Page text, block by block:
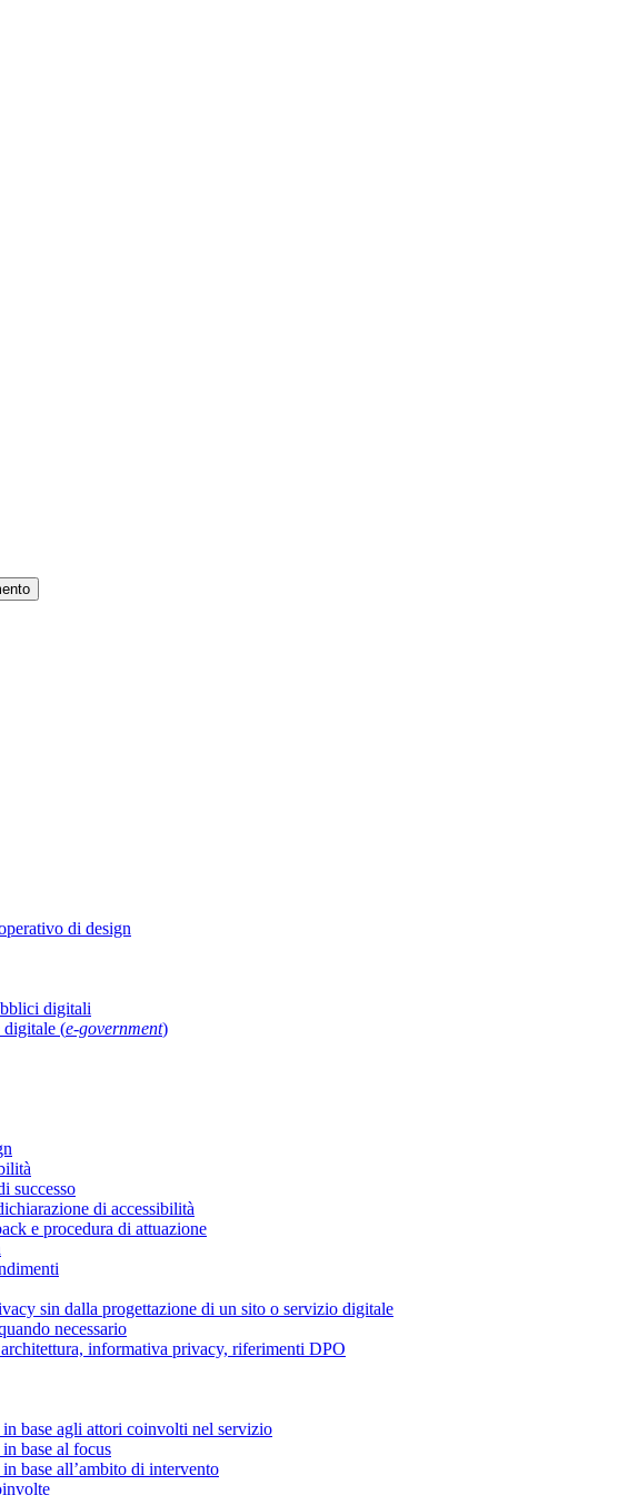
di design
digitali
digitale (e-government)
successo
di accessibilità
e procedura di attuazione
sin dalla progettazione di un sito o servizio digitale
necessario
informativa privacy, riferimenti DPO
base agli attori coinvolti nel servizio
base al focus
base all’ambito di intervento